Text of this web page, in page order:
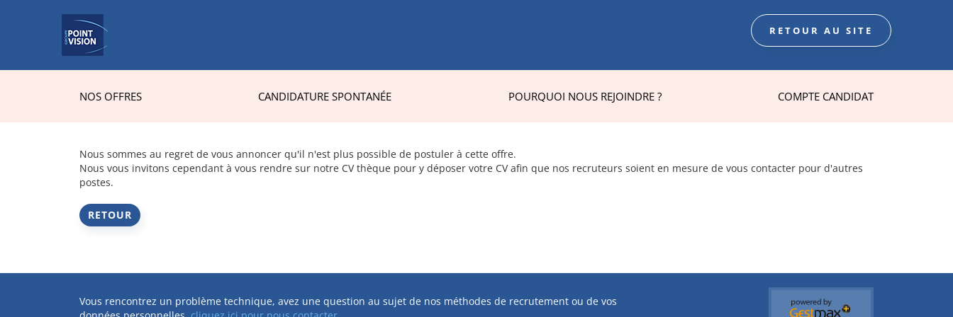
RETOUR AU SITE
NOS OFFRES CANDIDATURE SPONTANÉE POURQUOI NOUS REJOINDRE ? COMPTE CANDIDAT
Nous sommes au regret de vous annoncer qu'il n'est plus possible de postuler à cette offre.
Nous vous invitons cependant à vous rendre sur notre CV thèque pour y déposer votre CV afin que nos recruteurs soient en mesure de vous contacter pour d'autres
postes.
RETOUR
Vous rencontrez un problème technique, avez une question au sujet de nos méthodes de recrutement ou de vos